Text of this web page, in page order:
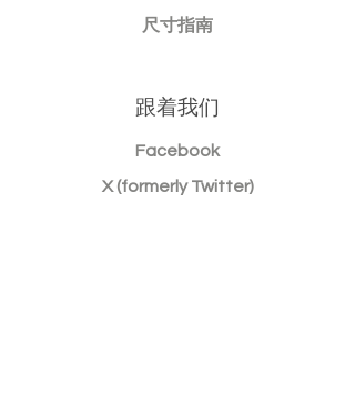
尺寸指南
跟着我们
Facebook
X (formerly Twitter)